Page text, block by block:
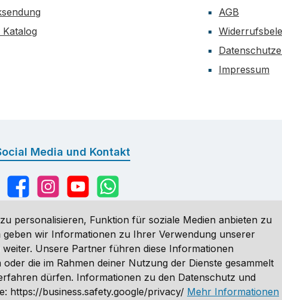
AGB
Impressum
Media und Kontakt
FacebookInstagramYouTubeWhatsApp
angegeben. Preise vor dem Login werden in Euro (DE) angezeigt.
Änderungen vorbehalten.
Alle Rechte vorbehalten. Theme byThemeWare®
personalisieren, Funktion für soziale Medien anbieten zu
wir Informationen zu Ihrer Verwendung unserer
Unsere Partner führen diese Informationen
die im Rahmen deiner Nutzung der Dienste gesammelt
dürfen. Informationen zu den Datenschutz und
https://business.safety.google/privacy/ Mehr Informationen